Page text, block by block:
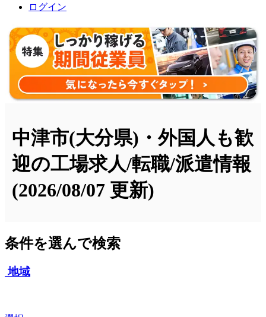
ログイン
中津市(大分県)・外国人も歓
迎の工場求人/転職/派遣情報
(2026/08/07 更新)
条件を選んで検索
地域